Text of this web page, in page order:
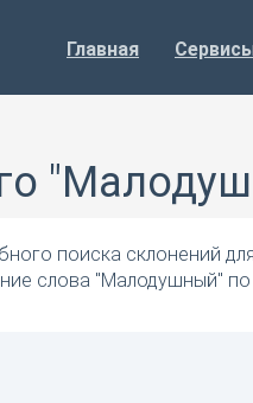
Главная
поиска склонений
слова "Малодушный"